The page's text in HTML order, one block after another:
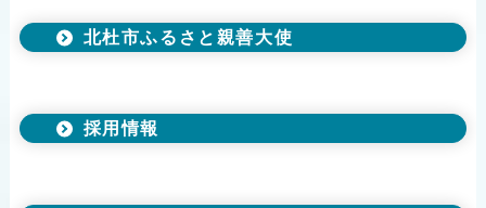
北杜市ふるさと親善大使
採用情報